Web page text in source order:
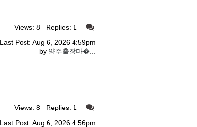
Views: 8 Replies: 1
Last Post: Aug 6, 2026 4:59pm
by 양주출장마�...
Views: 8 Replies: 1
Last Post: Aug 6, 2026 4:56pm